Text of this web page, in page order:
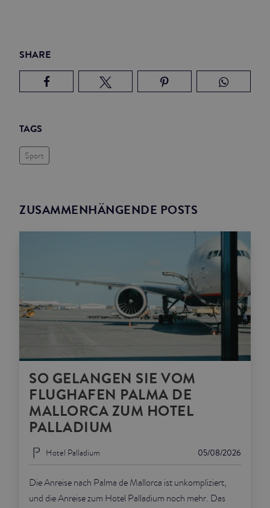
SHARE
TAGS
Sport
ZUSAMMENHÄNGENDE POSTS
SO GELANGEN SIE VOM
FLUGHAFEN PALMA DE
MALLORCA ZUM HOTEL
PALLADIUM
05/08/2026
Hotel Palladium
Die Anreise nach Palma de Mallorca ist unkompliziert,
und die Anreise zum Hotel Palladium noch mehr. Das